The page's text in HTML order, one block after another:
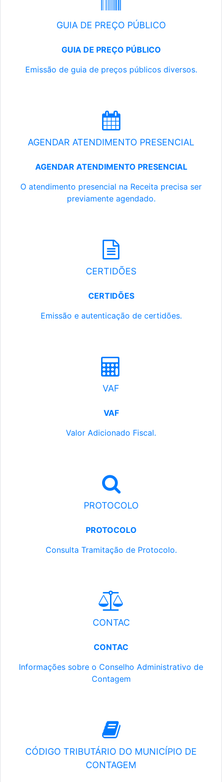
GUIA DE PREÇO PÚBLICO
GUIA DE PREÇO PÚBLICO
Emissão de guia de preços públicos diversos.
AGENDAR ATENDIMENTO PRESENCIAL
AGENDAR ATENDIMENTO PRESENCIAL
O atendimento presencial na Receita precisa ser
previamente agendado.
CERTIDÕES
CERTIDÕES
Emissão e autenticação de certidões.
VAF
VAF
Valor Adicionado Fiscal.
PROTOCOLO
PROTOCOLO
Consulta Tramitação de Protocolo.
CONTAC
CONTAC
Informações sobre o Conselho Administrativo de
Contagem
CÓDIGO TRIBUTÁRIO DO MUNICÍPIO DE
CONTAGEM